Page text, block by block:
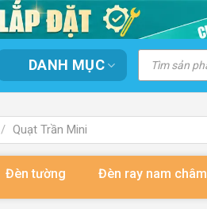
DANH MỤC
Tìm
kiếm
sản
phẩm
/ Quạt Trần Mini
Đèn tường Đèn ray nam châm